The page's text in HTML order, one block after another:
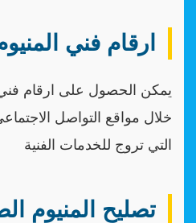
ارقام فني
يمكن الحصول على ارقام
خلال مواقع التواصل
التي تروج للخدمات الفنية
تصليح المنيوم